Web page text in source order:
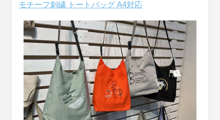
モチーフ刺繍 トートバッグ A4対応